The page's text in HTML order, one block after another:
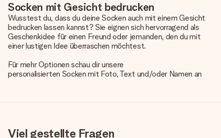
Socken mit Gesicht bedrucken
Wusstest du, dass du deine Socken auch mit einem Gesicht
bedrucken lassen kannst? Sie eignen sich hervorragend als
Geschenkidee für einen Freund oder jemanden, den du mit
einer lustigen Idee überraschen möchtest.
Für mehr Optionen schau dir unsere
personalisierten Socken mit Foto, Text und/oder Namen an
Viel gestellte Fragen